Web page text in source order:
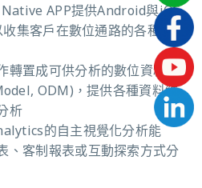
APP提供Android與iOS
集客戶在數位通路的各種操
轉置成可供分析的數位資料模
ODM)，提供各種資料維
析
的自主視覺化分析能
、客制報表或互動探索方式分